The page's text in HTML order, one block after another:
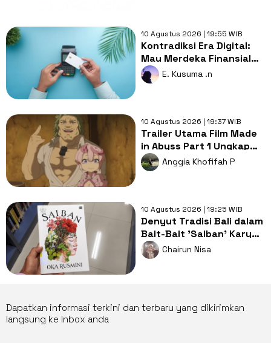
10 Agustus 2026 | 19:55 WIB
Kontradiksi Era Digital:
Mau Merdeka Finansial
tapi Masih Pakai Paylater
E. Kusuma .n
10 Agustus 2026 | 19:37 WIB
Trailer Utama Film Made
in Abyss Part 1 Ungkap
Lagu Tema dan Karakter
Baru
Anggia Khofifah P
10 Agustus 2026 | 19:25 WIB
Denyut Tradisi Bali dalam
Bait-Bait 'Saiban' Karya
Oka Rusmini
Chairun Nisa
Dapatkan informasi terkini dan terbaru yang dikirimkan
langsung ke Inbox anda